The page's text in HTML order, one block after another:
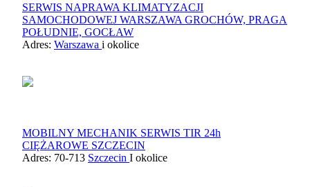
SERWIS NAPRAWA KLIMATYZACJI
SAMOCHODOWEJ WARSZAWA GROCHÓW, PRAGA
POŁUDNIE, GOCŁAW
Adres: Warszawa i okolice
MOBILNY MECHANIK SERWIS TIR 24h
CIĘŻAROWE SZCZECIN
Adres: 70-713 Szczecin I okolice